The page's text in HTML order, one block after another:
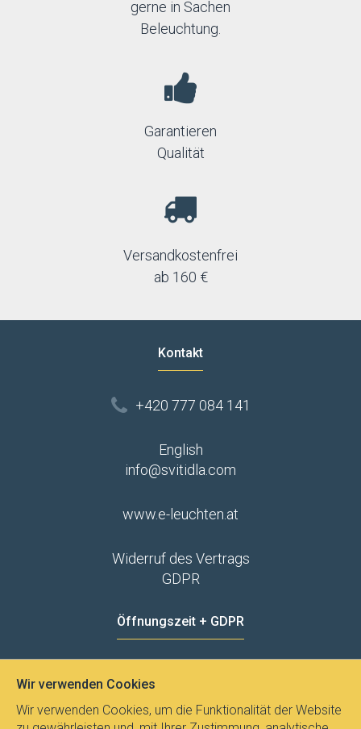
gerne in Sachen
Beleuchtung.
Garantieren
Qualität
Versandkostenfrei
ab 160 €
Kontakt
+420 777 084 141
English
info@svitidla.com
www.e-leuchten.at
Widerruf des Vertrags
GDPR
Öffnungszeit + GDPR
Wir verwenden Cookies
Wir verwenden Cookies, um die Funktionalität der Website